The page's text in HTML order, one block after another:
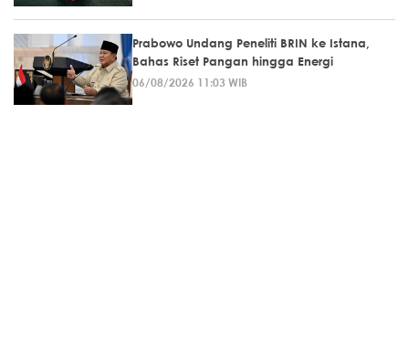
Prabowo Undang Peneliti BRIN ke Istana,
Bahas Riset Pangan hingga Energi
06/08/2026 11:03 WIB